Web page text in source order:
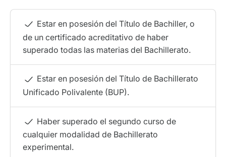
Estar en posesión del Título de Bachiller, o
de un certificado acreditativo de haber
superado todas las materias del Bachillerato.
Estar en posesión del Título de Bachillerato
Unificado Polivalente (BUP).
Haber superado el segundo curso de
cualquier modalidad de Bachillerato
experimental.